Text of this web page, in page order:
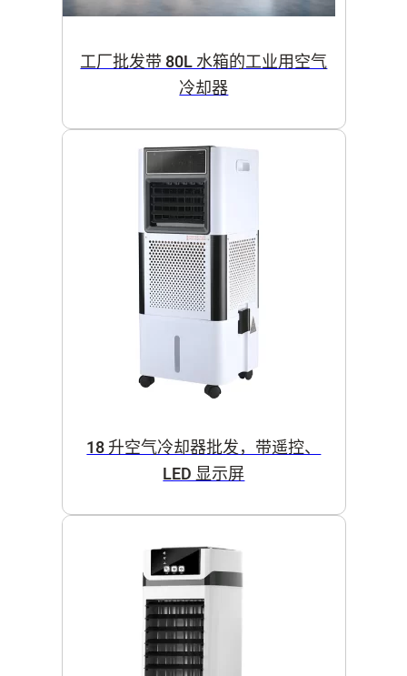
工厂批发带 80L 水箱的工业用空气
冷却器
18 升空气冷却器批发，带遥控、
LED 显示屏